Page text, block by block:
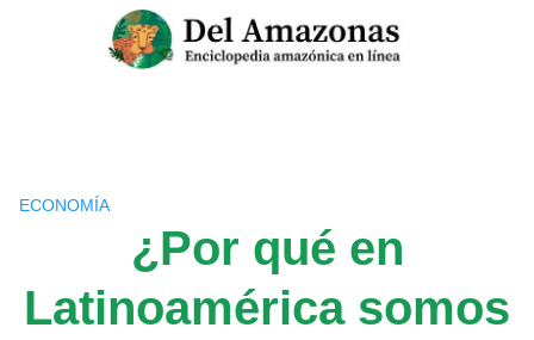
ECONOMÍA
¿Por qué en
Latinoamérica somos